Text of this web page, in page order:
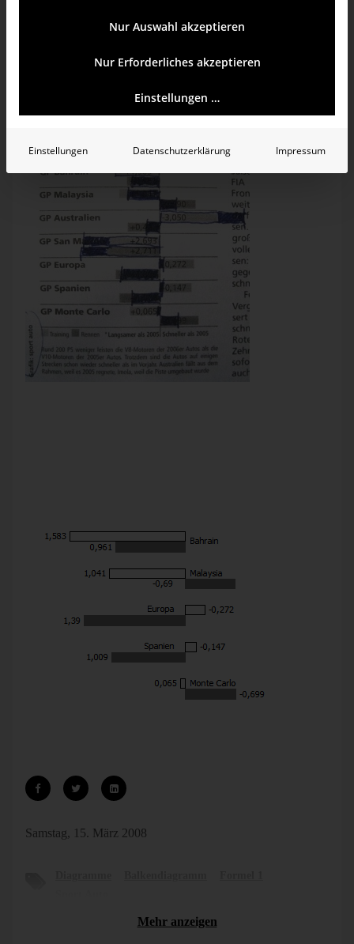
Samstag, 15. März 2008
Mehr anzeigen
Nur Auswahl akzeptieren
Nur Erforderliches akzeptieren
Einstellungen …
Einstellungen Datenschutzerklärung Impressum